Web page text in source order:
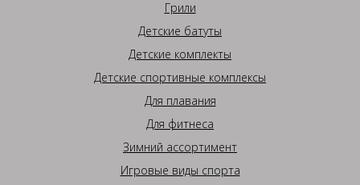
Грили
Детские батуты
Детские комплекты
Детские спортивные комплексы
Для плавания
Для фитнеса
Зимний ассортимент
Игровые виды спорта